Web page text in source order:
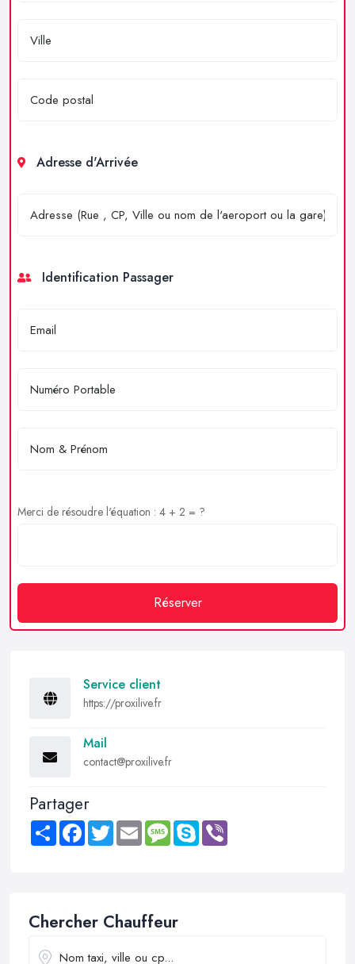
Adresse d'Arrivée
Identification Passager
Merci de résoudre l'équation : 4 + 2 = ?
Réserver
Service client
https://proxilive.fr
Mail
contact@proxilive.fr
Partager
Share FacebookTwitter Email MessageSkype
Chercher Chauffeur